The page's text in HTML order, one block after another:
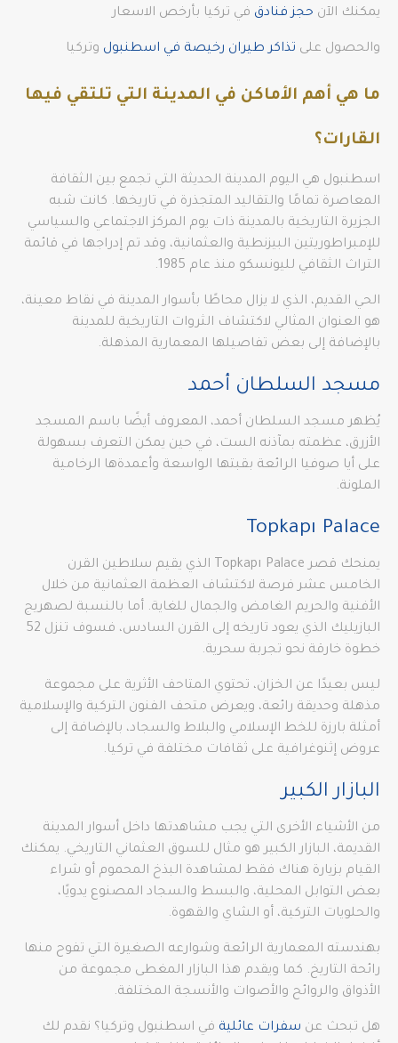
يمكنك الآن حجز فنادق في تركيا بأرخص الاسعار
والحصول على تذاكر طيران رخيصة في اسطنبول وتركيا
ما هي أهم الأماكن في المدينة التي تلتقي فيها
القارات؟
اسطنبول هي اليوم المدينة الحديثة التي تجمع بين الثقافة
المعاصرة تمامًا والتقاليد المتجذرة في تاريخها. كانت شبه
الجزيرة التاريخية بالمدينة ذات يوم المركز الاجتماعي والسياسي
للإمبراطوريتين البيزنطية والعثمانية، وقد تم إدراجها في قائمة
التراث الثقافي لليونسكو منذ عام 1985.
الحي القديم، الذي لا يزال محاطًا بأسوار المدينة في نقاط معينة،
هو العنوان المثالي لاكتشاف الثروات التاريخية للمدينة
بالإضافة إلى بعض تفاصيلها المعمارية المذهلة.
مسجد السلطان أحمد
يُظهر مسجد السلطان أحمد، المعروف أيضًا باسم المسجد
الأزرق، عظمته بمآذنه الست، في حين يمكن التعرف بسهولة
على أيا صوفيا الرائعة بقبتها الواسعة وأعمدةها الرخامية
الملونة.
Topkapı Palace
يمنحك قصر Topkapı Palace الذي يقيم سلاطين القرن
الخامس عشر فرصة لاكتشاف العظمة العثمانية من خلال
الأفنية والحريم الغامض والجمال للغاية. أما بالنسبة لصهريج
البازيليك الذي يعود تاريخه إلى القرن السادس، فسوف تنزل 52
خطوة خارقة نحو تجربة سحرية.
ليس بعيدًا عن الخزان، تحتوي المتاحف الأثرية على مجموعة
مذهلة وحديقة رائعة، ويعرض متحف الفنون التركية والإسلامية
أمثلة بارزة للخط الإسلامي والبلاط والسجاد، بالإضافة إلى
عروض إثنوغرافية على ثقافات مختلفة في تركيا.
البازار الكبير
من الأشياء الأخرى التي يجب مشاهدتها داخل أسوار المدينة
القديمة، البازار الكبير هو مثال للسوق العثماني التاريخي. يمكنك
القيام بزيارة هناك فقط لمشاهدة البذخ المحموم أو شراء
بعض التوابل المحلية، والبسط والسجاد المصنوع يدويًا،
والحلويات التركية، أو الشاي والقهوة.
بهندسته المعمارية الرائعة وشوارعه الصغيرة التي تفوح منها
رائحة التاريخ. كما ويقدم هذا البازار المغطى مجموعة من
الأذواق والروائح والأصوات والأنسجة المختلفة.
هل تبحث عن سفرات عائلية في اسطنبول وتركيا؟ نقدم لك